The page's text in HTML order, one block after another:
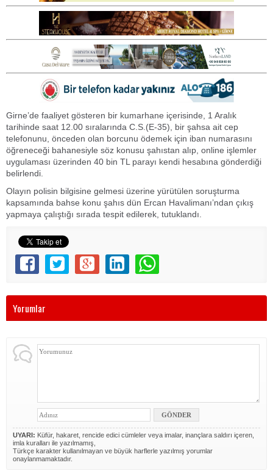
Girne’de faaliyet gösteren bir kumarhane içerisinde, 1 Aralık
tarihinde saat 12.00 sıralarında C.S.(E-35), bir şahsa ait cep
telefonunu, önceden olan borcunu ödemek için iban numarasını
öğreneceği bahanesiyle söz konusu şahıstan alıp, online işlemler
uygulaması üzerinden 40 bin TL parayı kendi hesabına gönderdiği
belirlendi.
Olayın polisin bilgisine gelmesi üzerine yürütülen soruşturma
kapsamında bahse konu şahıs dün Ercan Havalimanı’ndan çıkış
yapmaya çalıştığı sırada tespit edilerek, tutuklandı.
Yorumlar
UYARI: Küfür, hakaret, rencide edici cümleler veya imalar, inançlara saldırı içeren,
imla kuralları ile yazılmamış,
Türkçe karakter kullanılmayan ve büyük harflerle yazılmış yorumlar
onaylanmamaktadır.